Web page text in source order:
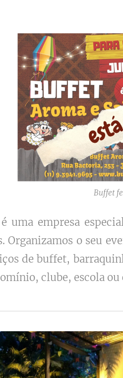
Buffet
é uma empresa
Organizamos o seu
de buffet,
clube, escola ou